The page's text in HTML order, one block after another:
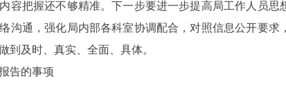
容把握还不够精准。下一步要进一步提高局工作人员
沟通，强化局内部各科室协调配合，对照信息公开要
到及时、真实、全面、具体。
报告的事项